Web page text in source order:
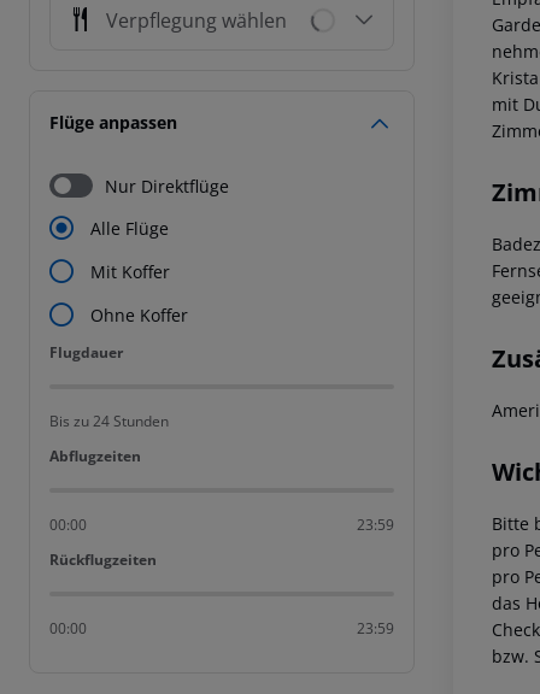
Verpflegung wählen
Flüge anpassen
Nur Direktflüge
Alle Flüge
Mit Koffer
Ohne Koffer
Flugdauer
Flugdauer
Bis zu 24 Stunden
Abflugzeiten
Abflugzeiten
00:00 23:59
Rückflugzeiten
Rückflugzeiten
00:00 23:59
mit
Bitte
pro
pro
das
bzw.